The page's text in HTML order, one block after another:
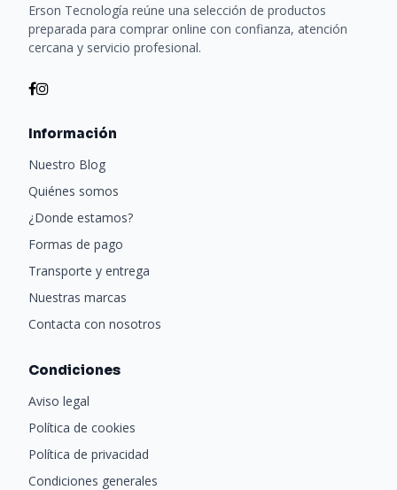
Erson Tecnología reúne una selección de productos
preparada para comprar online con confianza, atención
cercana y servicio profesional.
Información
Nuestro Blog
Quiénes somos
¿Donde estamos?
Formas de pago
Transporte y entrega
Nuestras marcas
Contacta con nosotros
Condiciones
Aviso legal
Política de cookies
Política de privacidad
Condiciones generales